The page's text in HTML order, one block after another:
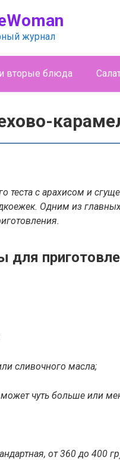
журнал
вторые блюда
теста с арахисом и
Одним из
для
сливочного масла;
может чуть больше или
от 360 до 400